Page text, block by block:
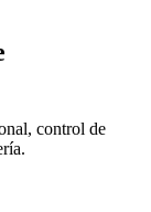
control de